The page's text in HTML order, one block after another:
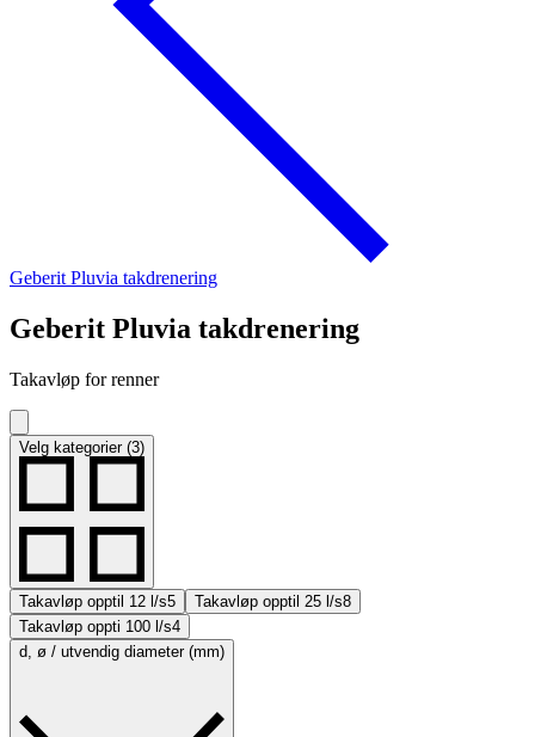
Geberit Pluvia takdrenering
Geberit Pluvia takdrenering
Takavløp for renner
Velg kategorier (3)
Takavløp opptil 12 l/s5 Takavløp opptil 25 l/s8
Takavløp oppti 100 l/s4
d, ø / utvendig diameter (mm)